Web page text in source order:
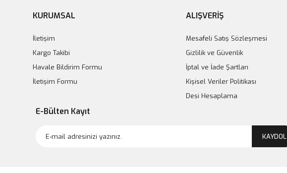
KURUMSAL
İletişim
Kargo Takibi
Havale Bildirim Formu
İletişim Formu
ALIŞVERİŞ
Mesafeli Satış Sözleşmesi
Gizlilik ve Güvenlik
İptal ve İade Şartları
Kişisel Veriler Politikası
Desi Hesaplama
E-Bülten Kayıt
KAYDOL